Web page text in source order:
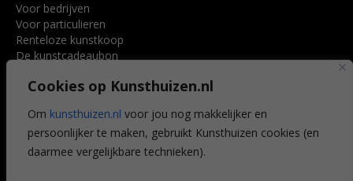
Cookies op Kunsthuizen.nl
Om kunsthuizen.nl voor jou nog makkelijker en
persoonlijker te maken, gebruikt Kunsthuizen cookies (en
daarmee vergelijkbare technieken).
Voor bedrijven
Voor particulieren
Renteloze kunstkoop
De kunstcadeaubon
Voordelen
Veelgestelde vragen
CONTACT